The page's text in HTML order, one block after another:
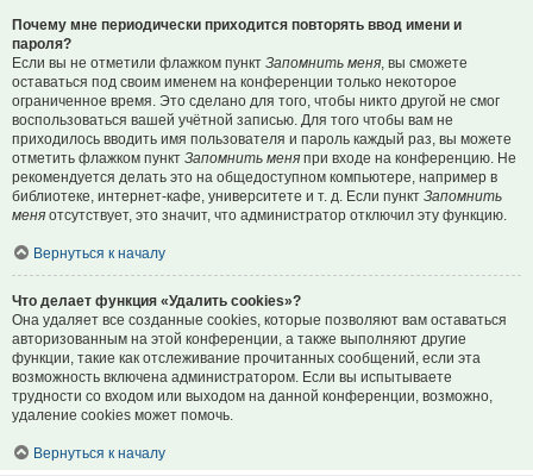
Почему мне периодически приходится повторять ввод имени и
пароля?
Если вы не отметили флажком пункт Запомнить меня , вы сможете
оставаться под своим именем на конференции только некоторое
ограниченное время. Это сделано для того, чтобы никто другой не смог
воспользоваться вашей учётной записью. Для того чтобы вам не
приходилось вводить имя пользователя и пароль каждый раз, вы можете
отметить флажком пункт Запомнить меня при входе на конференцию. Не
рекомендуется делать это на общедоступном компьютере, например в
библиотеке, интернет-кафе, университете и т. д. Если пункт Запомнить
меня отсутствует, это значит, что администратор отключил эту функцию.
Вернуться к началу
Что делает функция «Удалить cookies»?
Она удаляет все созданные cookies, которые позволяют вам оставаться
авторизованным на этой конференции, а также выполняют другие
функции, такие как отслеживание прочитанных сообщений, если эта
возможность включена администратором. Если вы испытываете
трудности со входом или выходом на данной конференции, возможно,
удаление cookies может помочь.
Вернуться к началу